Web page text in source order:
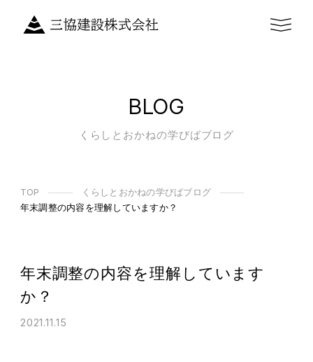
BLOG
くらしとおかねの学びばブログ
TOP
くらしとおかねの学びばブログ
年末調整の内容を理解していますか？
年末調整の内容を理解しています
か？
2021.11.15